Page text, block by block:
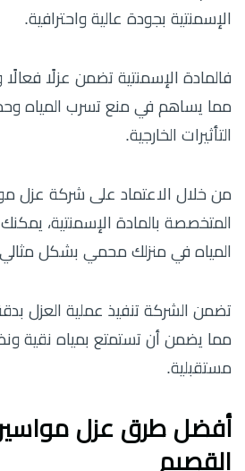
الإسمنتية بجودة عالية واحترافية.
فالمادة الإسمنتية تضمن عزلًا فعالًا
مما يساهم في منع تسرب المياه
التأثيرات الخارجية.
من خلال الاعتماد على شركة عزل
المتخصصة بالمادة الإسمنتية،
المياه في منزلك محمي بشكل
تضمن الشركة تنفيذ عملية العزل
مما يضمن أن تستمتع بمياه نقية
مستقبلية.
أفضل طرق عزل
القصيم